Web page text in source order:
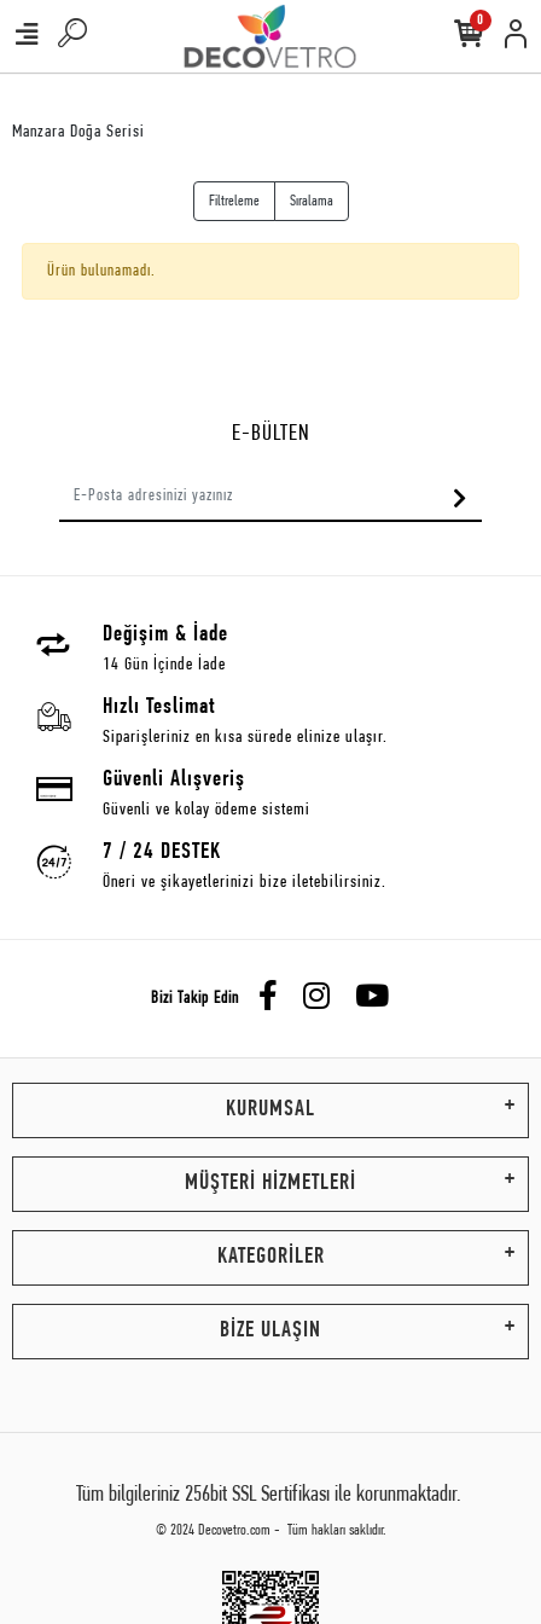
0
Manzara Doğa Serisi
Filtreleme Sıralama
Ürün bulunamadı.
E-BÜLTEN
Değişim & İade
14 Gün İçinde İade
Hızlı Teslimat
Siparişleriniz en kısa sürede elinize ulaşır.
Güvenli Alışveriş
Güvenli ve kolay ödeme sistemi
7 / 24 DESTEK
Öneri ve şikayetlerinizi bize iletebilirsiniz.
Bizi Takip Edin
KURUMSAL
MÜŞTERİ HİZMETLERİ
KATEGORİLER
BİZE ULAŞIN
Tüm bilgileriniz 256bit SSL Sertifikası ile korunmaktadır.
© 2024 Decovetro.com - Tüm hakları saklıdır.